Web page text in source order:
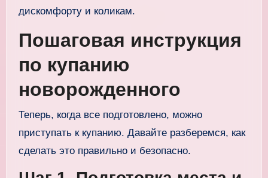
дискомфорту и коликам.
Пошаговая инструкция
по купанию
новорожденного
Теперь, когда все подготовлено, можно
приступать к купанию. Давайте разберемся, как
сделать это правильно и безопасно.